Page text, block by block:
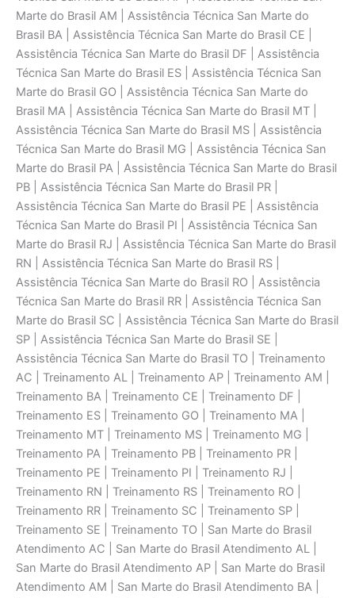
Marte do Brasil AM | Assistência Técnica San Marte do
Brasil BA | Assistência Técnica San Marte do Brasil CE |
Assistência Técnica San Marte do Brasil DF | Assistência
Técnica San Marte do Brasil ES | Assistência Técnica San
Marte do Brasil GO | Assistência Técnica San Marte do
Brasil MA | Assistência Técnica San Marte do Brasil MT |
Assistência Técnica San Marte do Brasil MS | Assistência
Técnica San Marte do Brasil MG | Assistência Técnica San
Marte do Brasil PA | Assistência Técnica San Marte do Brasil
PB | Assistência Técnica San Marte do Brasil PR |
Assistência Técnica San Marte do Brasil PE | Assistência
Técnica San Marte do Brasil PI | Assistência Técnica San
Marte do Brasil RJ | Assistência Técnica San Marte do Brasil
RN | Assistência Técnica San Marte do Brasil RS |
Assistência Técnica San Marte do Brasil RO | Assistência
Técnica San Marte do Brasil RR | Assistência Técnica San
Marte do Brasil SC | Assistência Técnica San Marte do Brasil
SP | Assistência Técnica San Marte do Brasil SE |
Assistência Técnica San Marte do Brasil TO | Treinamento
AC | Treinamento AL | Treinamento AP | Treinamento AM |
Treinamento BA | Treinamento CE | Treinamento DF |
Treinamento ES | Treinamento GO | Treinamento MA |
Treinamento MT | Treinamento MS | Treinamento MG |
Treinamento PA | Treinamento PB | Treinamento PR |
Treinamento PE | Treinamento PI | Treinamento RJ |
Treinamento RN | Treinamento RS | Treinamento RO |
Treinamento RR | Treinamento SC | Treinamento SP |
Treinamento SE | Treinamento TO | San Marte do Brasil
Atendimento AC | San Marte do Brasil Atendimento AL |
San Marte do Brasil Atendimento AP | San Marte do Brasil
Atendimento AM | San Marte do Brasil Atendimento BA |